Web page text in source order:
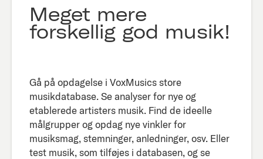
Meget mere
forskellig god musik!
Gå på opdagelse i VoxMusics store
musikdatabase. Se analyser for nye og
etablerede artisters musik. Find de ideelle
målgrupper og opdag nye vinkler for
musiksmag, stemninger, anledninger, osv. Eller
test musik, som tilføjes i databasen, og se